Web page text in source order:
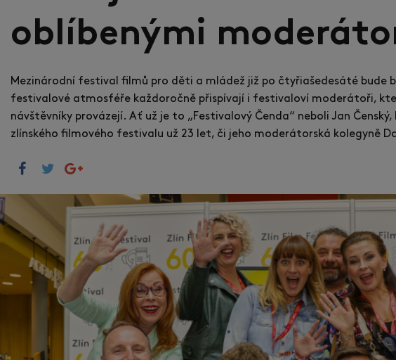
oblíbenými
Mezinárodní festival filmů pro děti a mládež již po čtyřiašedesáté bude
festivalové atmosféře každoročně přispívají i festivaloví moderátoři,
návštěvníky provázejí. Ať už je to „Festivalový Čenda“ neboli Jan
zlínského filmového festivalu už 23 let, či jeho moderátorská kolegyně